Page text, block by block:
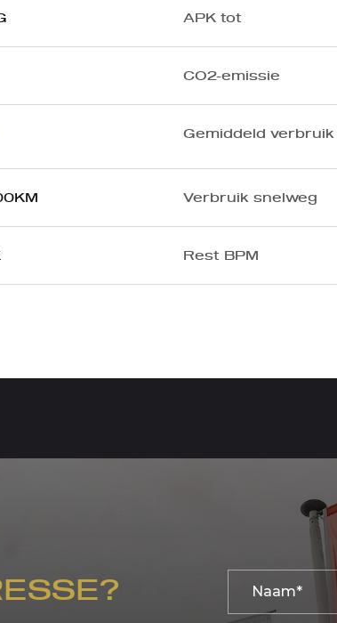
APK tot
CO2-emissie
Gemiddeld verbruik
Verbruik snelweg
Rest BPM